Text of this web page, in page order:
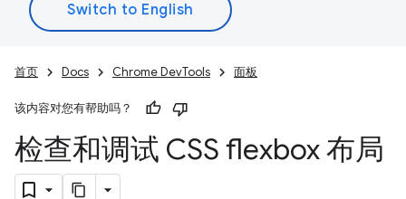
首页 Docs Chrome DevTools 面板
该内容对您有帮助吗？
检查和调试 CSS flexbox 布局